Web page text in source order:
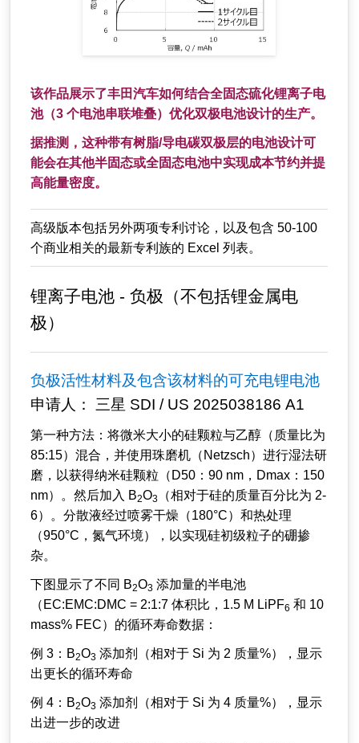
该作品展示了丰田汽车如何结合全固态硫化锂离子电
池（3 个电池串联堆叠）优化双极电池设计的生产。
据推测，这种带有树脂/导电碳双极层的电池设计可
能会在其他半固态或全固态电池中实现成本节约并提
高能量密度。
高级版本包括另外两项专利讨论，以及包含 50-100
个商业相关的最新专利族的 Excel 列表。
锂离子电池 - 负极（不包括锂金属电
极）
负极活性材料及包含该材料的可充电锂电池
申请人： 三星 SDI / US 2025038186 A1
第一种方法：将微米大小的硅颗粒与乙醇（质量比为
85:15）混合，并使用珠磨机（Netzsch）进行湿法研
磨，以获得纳米硅颗粒（D50：90 nm，Dmax：150
nm）。然后加入 B2O3
（相对于硅的质量百分比为 2-
6）。分散液经过喷雾干燥（180°C）和热处理
（950°C，氮气环境），以实现硅初级粒子的硼掺
杂。
下图显示了不同 B2O3 添加量的半电池
（EC:EMC:DMC = 2:1:7 体积比，1.5 M LiPF6 和 10
mass% FEC）的循环寿命数据：
例 3：B2O3 添加剂（相对于 Si 为 2 质量%），显示
出更长的循环寿命
例 4：B2O3 添加剂（相对于 Si 为 4 质量%），显示
出进一步的改进